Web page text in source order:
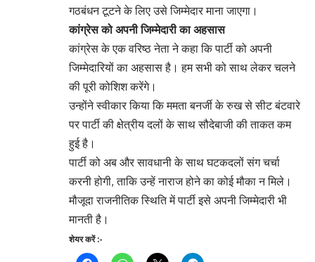
गठबंधन टूटने के लिए उसे जिम्मेदार माना जाएगा।
कांग्रेस को अपनी जिम्मेदारी का अहसास
कांग्रेस के एक वरिष्ठ नेता ने कहा कि पार्टी को अपनी
जिम्मेदारियों का अहसास है। हम सभी को साथ लेकर चलने
की पूरी कोशिश करेंगे।
उन्होंने स्वीकार किया कि ममता बनर्जी के रुख से सीट बंटवारे
पर पार्टी की क्षेत्रीय दलों के साथ सौदेबाजी की ताकत कम
हुई है।
पार्टी को अब और सावधानी के साथ घटकदलों संग चर्चा
करनी होगी, ताकि उन्हें नाराज होने का कोई मौका न मिले।
मौजूदा राजनीतिक स्थिति में पार्टी इसे अपनी जिम्मेदारी भी
मानती है।
शेयर करें :-